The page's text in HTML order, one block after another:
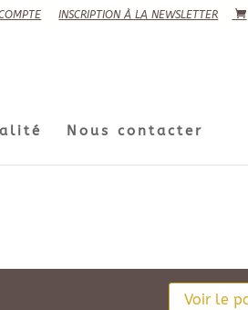
INSCRIPTION À LA NEWSLETTER
Nous contacter
Voir le